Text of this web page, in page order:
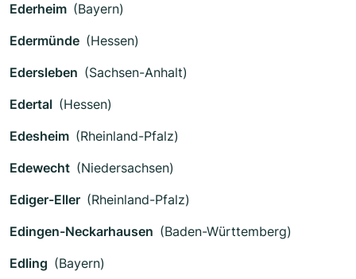
Ederheim (Bayern)
Edermünde (Hessen)
Edersleben (Sachsen-Anhalt)
Edertal (Hessen)
Edesheim (Rheinland-Pfalz)
Edewecht (Niedersachsen)
Ediger-Eller (Rheinland-Pfalz)
Edingen-Neckarhausen (Baden-Württemberg)
Edling (Bayern)